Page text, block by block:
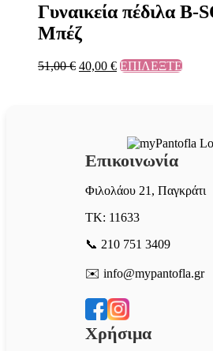
Γυναικεία πέδιλα B-
Μπέζ
51,00€ 40,00 € ΕΠΙΛΕΞΤΕ
Επικοινωνία
Φιλολάου 21, Παγκράτι
ΤΚ: 11633
📞 210 751 3409
✉️ info@mypantofla.gr
Χρήσιμα